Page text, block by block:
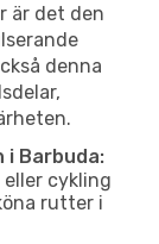
är det den
denna
i Barbuda:
cykling
rutter i